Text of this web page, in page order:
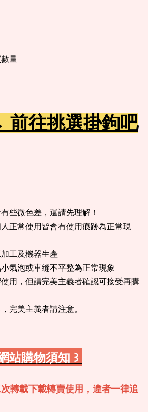
數量
前往挑選掛鉤吧
些微色差，還請先理解！
正常使用皆會有使用痕跡為正常現
工及機器生產
氣泡或車縫不平整為正常現象
用，但請完美主義者確認可接受再購
完美主義者請注意。
站購物須知 ꒱
轉載下載轉賣使用，違者一律追